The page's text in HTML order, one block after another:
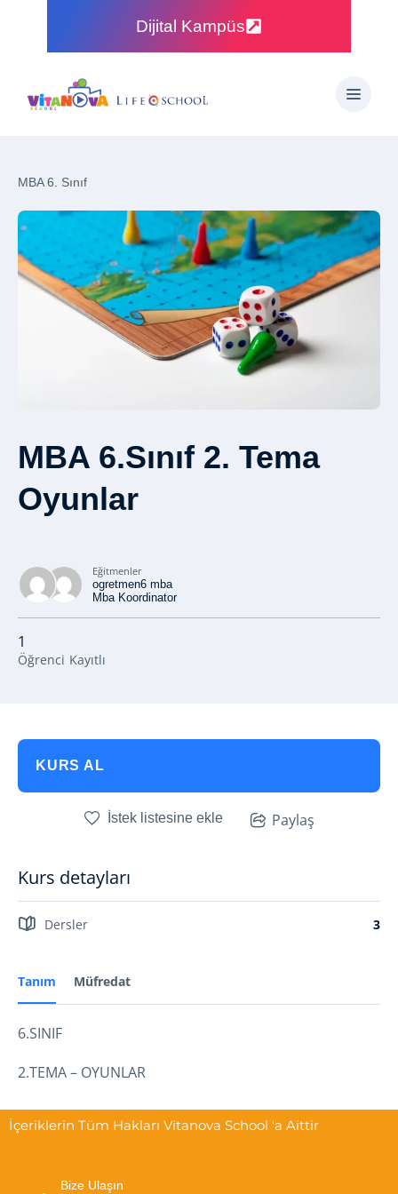
Dijital Kampüs
MBA 6. Sınıf
MBA 6.Sınıf 2. Tema
Oyunlar
Eğitmenler
ogretmen6 mba
Mba Koordinator
1
Öğrenci Kayıtlı
Tanım Müfredat
6.SINIF
2.TEMA – OYUNLAR
KURS AL
İstek listesine ekle Paylaş
Kurs detayları
Dersler 3
İçeriklerin Tüm Hakları Vitanova School 'a Aittir
Bize Ulaşın